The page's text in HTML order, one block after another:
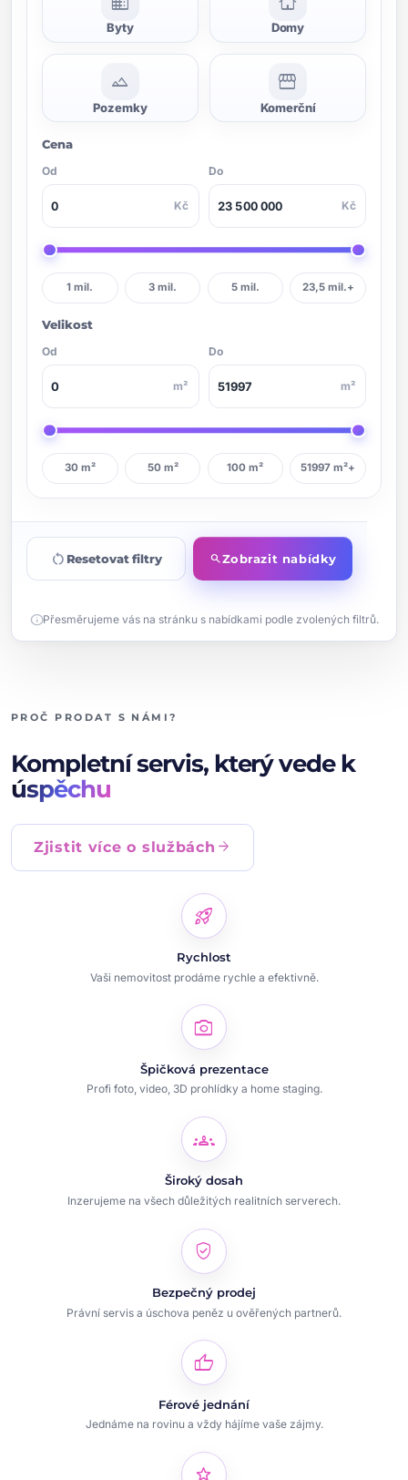
Byty Domy
landscape
Pozemky
storefront
Komerční
Cena
Od
Kč
Do
Kč
1 mil. 3 mil. 5 mil. 23,5 mil.+
Velikost
Od
m²
Do
m²
30 m² 50 m² 100 m² 51997 m²+
restart_alt Resetovat filtry searchZobrazit nabídky
infoPřesměrujeme vás na stránku s nabídkami podle zvolených filtrů.
PROČ PRODAT S NÁMI?
Kompletní servis, který vede k
úspěchu
Zjistit více o službách arrow_forward
rocket_launch
Rychlost
Vaši nemovitost prodáme rychle a efektivně.
photo_camera
Špičková prezentace
Profi foto, video, 3D prohlídky a home staging.
groups
Široký dosah
Inzerujeme na všech důležitých realitních serverech.
verified_user
Bezpečný prodej
Právní servis a úschova peněz u ověřených partnerů.
thumb_up
Férové jednání
Jednáme na rovinu a vždy hájíme vaše zájmy.